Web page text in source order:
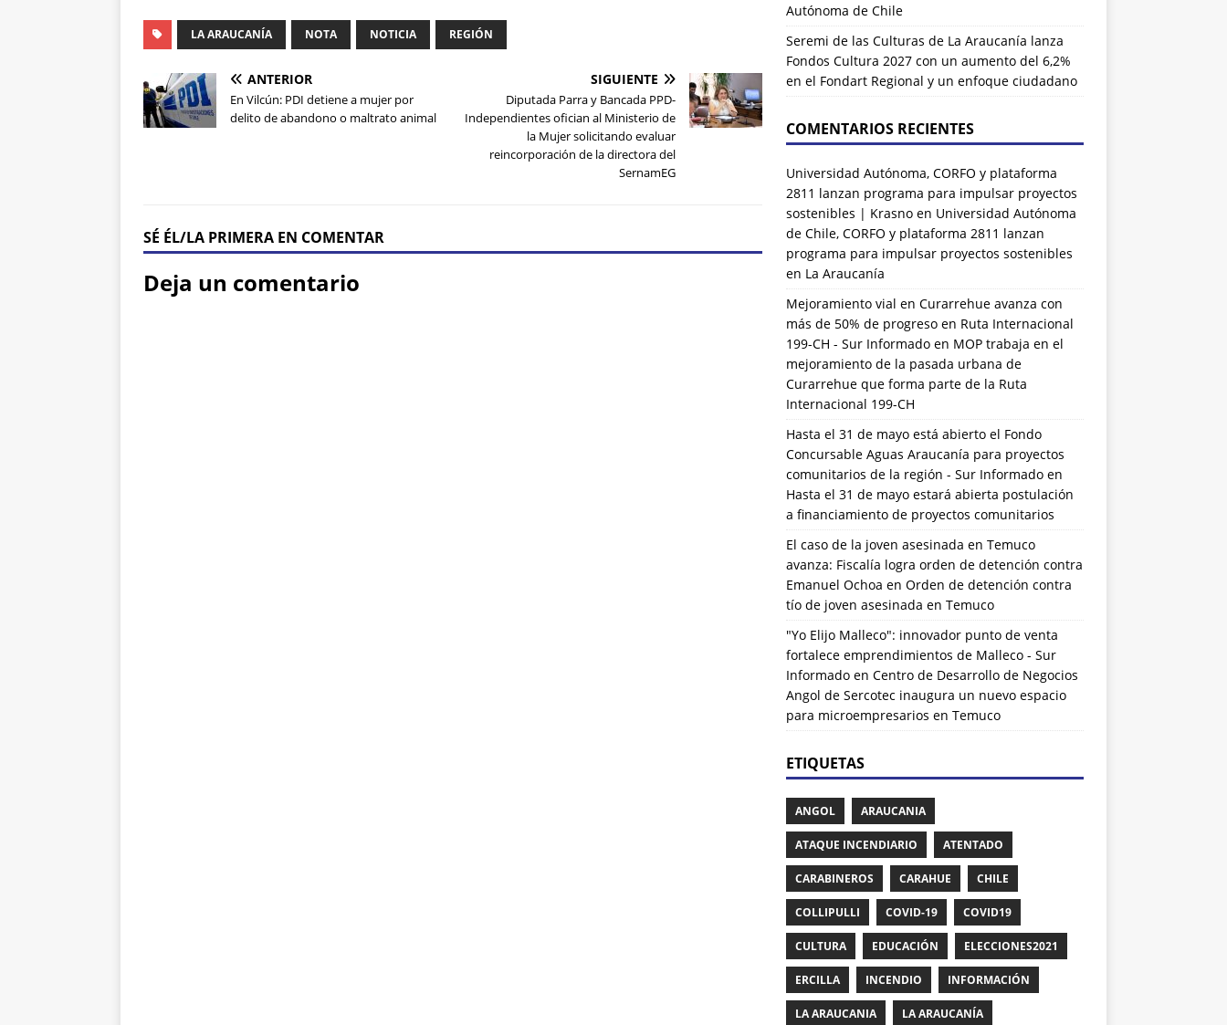
LA ARAUCANÍA NOTA NOTICIA REGIÓN
ANTERIOR
En Vilcún: PDI detiene a mujer por
delito de abandono o maltrato animal
SIGUIENTE
Diputada Parra y Bancada PPD-
Independientes ofician al Ministerio de
la Mujer solicitando evaluar
reincorporación de la directora del
SernamEG
SÉ ÉL/LA PRIMERA EN COMENTAR
Deja un comentario
Autónoma de Chile
Seremi de las Culturas de La Araucanía lanza
Fondos Cultura 2027 con un aumento del 6,2%
en el Fondart Regional y un enfoque ciudadano
COMENTARIOS RECIENTES
Universidad Autónoma, CORFO y plataforma
2811 lanzan programa para impulsar proyectos
sostenibles | Krasnoen Universidad Autónoma
de Chile, CORFO y plataforma 2811 lanzan
programa para impulsar proyectos sostenibles
en La Araucanía
Mejoramiento vial en Curarrehue avanza con
más de 50% de progreso en Ruta Internacional
199-CH - Sur Informadoen MOP trabaja en el
mejoramiento de la pasada urbana de
Curarrehue que forma parte de la Ruta
Internacional 199-CH
Hasta el 31 de mayo está abierto el Fondo
Concursable Aguas Araucanía para proyectos
comunitarios de la región - Sur Informadoen
Hasta el 31 de mayo estará abierta postulación
a financiamiento de proyectos comunitarios
El caso de la joven asesinada en Temuco
avanza: Fiscalía logra orden de detención contra
Emanuel Ochoa en Orden de detención contra
tío de joven asesinada en Temuco
"Yo Elijo Malleco": innovador punto de venta
fortalece emprendimientos de Malleco - Sur
Informadoen Centro de Desarrollo de Negocios
Angol de Sercotec inaugura un nuevo espacio
para microempresarios en Temuco
ETIQUETAS
ANGOL ARAUCANIA
ATAQUE INCENDIARIO ATENTADO
CARABINEROS CARAHUE CHILE
COLLIPULLI COVID-19 COVID19
CULTURA EDUCACIÓN ELECCIONES2021
ERCILLA INCENDIO INFORMACIÓN
LA ARAUCANIA LA ARAUCANÍA